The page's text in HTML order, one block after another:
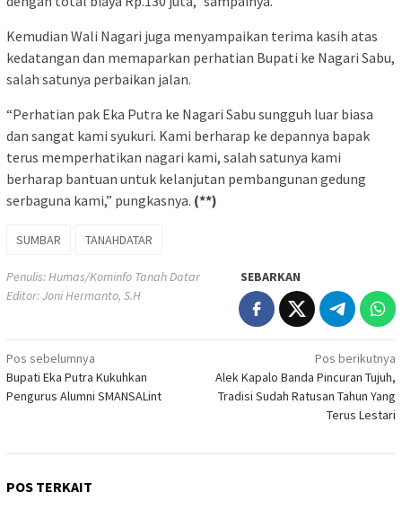
Kemudian Wali Nagari juga menyampaikan terima kasih atas
kedatangan dan memaparkan perhatian Bupati ke Nagari Sabu,
salah satunya perbaikan jalan.
“Perhatian pak Eka Putra ke Nagari Sabu sungguh luar biasa
dan sangat kami syukuri. Kami berharap ke depannya bapak
terus memperhatikan nagari kami, salah satunya kami
berharap bantuan untuk kelanjutan pembangunan gedung
serbaguna kami,” pungkasnya. (**)
SUMBAR TANAHDATAR
Penulis: Humas/Kominfo Tanah Datar
Editor: Joni Hermanto, S.H
SEBARKAN
Navigasi
pos
Pos sebelumnya
Bupati Eka Putra Kukuhkan
Pengurus Alumni SMANSALint
Pos berikutnya
Alek Kapalo Banda Pincuran Tujuh,
Tradisi Sudah Ratusan Tahun Yang
Terus Lestari
POS TERKAIT